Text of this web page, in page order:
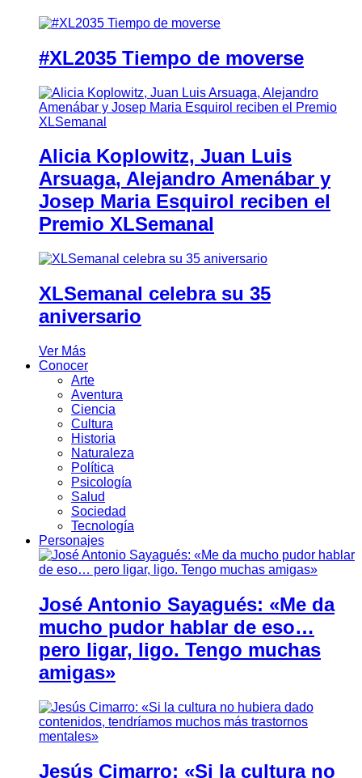
#XL2035 Tiempo de moverse
Alicia Koplowitz, Juan Luis
Arsuaga, Alejandro Amenábar y
Josep Maria Esquirol reciben el
Premio XLSemanal
XLSemanal celebra su 35
aniversario
Ver Más
Conocer
Arte
Aventura
Ciencia
Cultura
Historia
Naturaleza
Política
Psicología
Salud
Sociedad
Tecnología
Personajes
José Antonio Sayagués: «Me da
mucho pudor hablar de eso…
pero ligar, ligo. Tengo muchas
amigas»
Jesús Cimarro: «Si la cultura no